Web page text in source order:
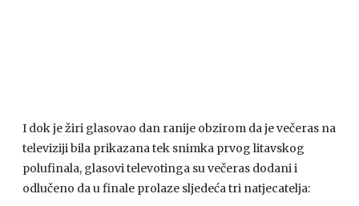
I dok je žiri glasovao dan ranije obzirom da je večeras na
televiziji bila prikazana tek snimka prvog litavskog
polufinala, glasovi televotinga su večeras dodani i
odlučeno da u finale prolaze sljedeća tri natjecatelja: